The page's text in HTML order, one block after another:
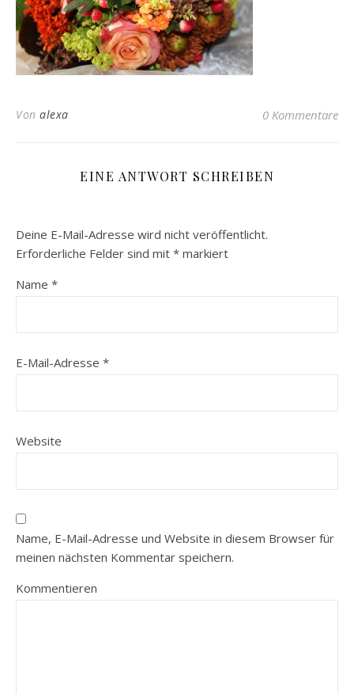
Von alexa 0 Kommentare
EINE ANTWORT SCHREIBEN
Deine E-Mail-Adresse wird nicht veröffentlicht.
Erforderliche Felder sind mit * markiert
Name *
E-Mail-Adresse *
Website
Name, E-Mail-Adresse und Website in diesem Browser für
meinen nächsten Kommentar speichern.
Kommentieren